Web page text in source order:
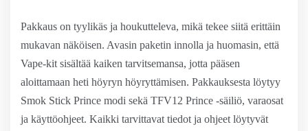
Pakkaus on tyylikäs ja houkutteleva, mikä tekee siitä erittäin
mukavan näköisen. Avasin paketin innolla ja huomasin, että
Vape-kit sisältää kaiken tarvitsemansa, jotta pääsen
aloittamaan heti höyryn höyryttämisen. Pakkauksesta löytyy
Smok Stick Prince modi sekä TFV12 Prince -säiliö, varaosat
ja käyttöohjeet. Kaikki tarvittavat tiedot ja ohjeet löytyvät